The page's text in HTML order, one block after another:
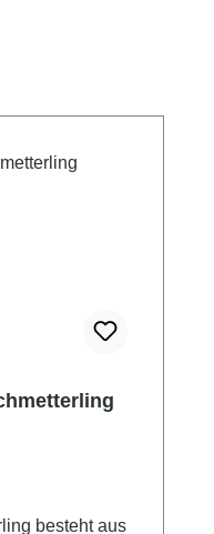
besteht aus